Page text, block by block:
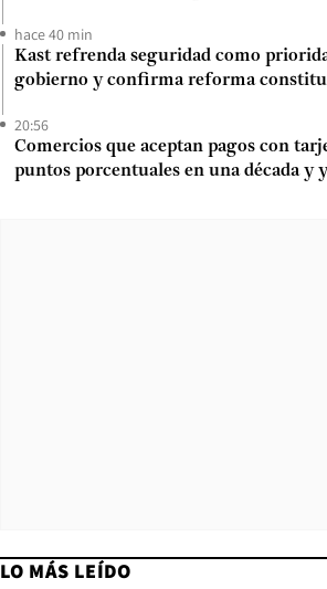
hace 40 min
Kast refrenda seguridad como
gobierno y confirma reforma
20:56
Comercios que aceptan pagos con
puntos porcentuales en una década y
LO MÁS LEÍDO